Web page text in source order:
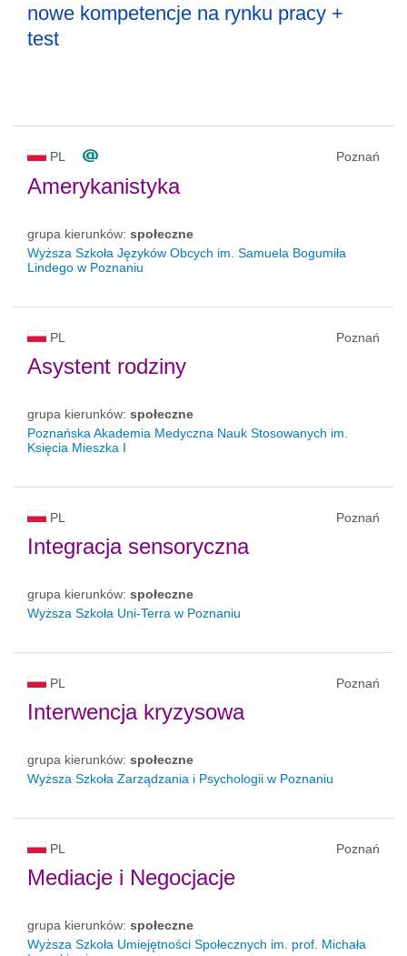
nowe kompetencje na rynku pracy +
test
PL Poznań
Amerykanistyka
grupa kierunków: społeczne
Wyższa Szkoła Języków Obcych im. Samuela Bogumiła
Lindego w Poznaniu
PL Poznań
Asystent rodziny
grupa kierunków: społeczne
Poznańska Akademia Medyczna Nauk Stosowanych im.
Księcia Mieszka I
PL Poznań
Integracja sensoryczna
grupa kierunków: społeczne
Wyższa Szkoła Uni-Terra w Poznaniu
PL Poznań
Interwencja kryzysowa
grupa kierunków: społeczne
Wyższa Szkoła Zarządzania i Psychologii w Poznaniu
PL Poznań
Mediacje i Negocjacje
grupa kierunków: społeczne
Wyższa Szkoła Umiejętności Społecznych im. prof. Michała